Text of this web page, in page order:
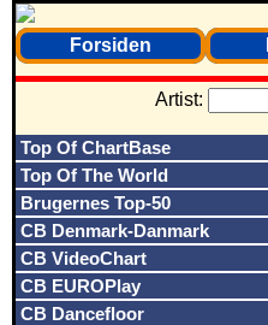
Forsiden
Artist:
Top Of ChartBase
Top Of The World
Brugernes Top-50
CB Denmark-Danmark
CB VideoChart
CB EUROPlay
CB Dancefloor